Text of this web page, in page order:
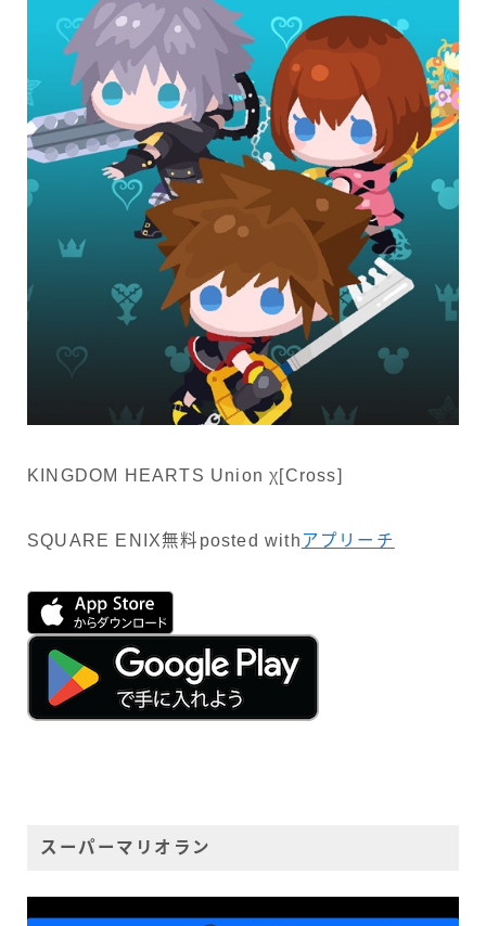
KINGDOM HEARTS Union χ[Cross]
SQUARE ENIX無料 posted with アプリーチ
スーパーマリオラン